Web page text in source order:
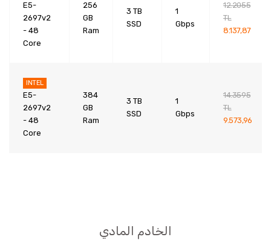
E5-
2697v2
- 48
Core
256
GB
Ram
3 TB
SSD
1
Gbps
12.2055
TL
8.137,87
INTEL
E5-
2697v2
- 48
Core
384
GB
Ram
3 TB
SSD
1
Gbps
14.3595
TL
9.573,96
الخادم المادي